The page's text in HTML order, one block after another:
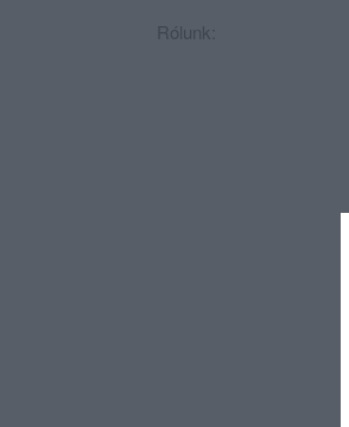
Rólunk: